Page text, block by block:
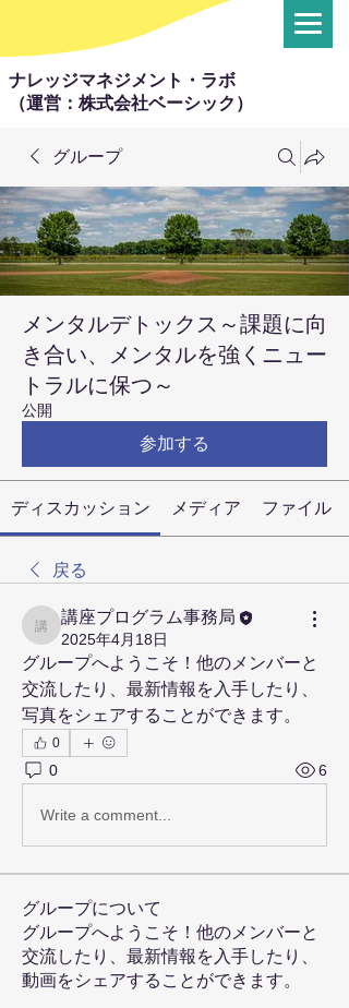
ナレッジマネジメント・ラボ
（運営：株式会社ベーシック）
グループ
メンタルデトックス～課題に向
き合い、メンタルを強くニュー
トラルに保つ～
公開
参加する
ディスカッション メディア ファイル
戻る
講座プログラム事務局
講座プログラム事務局
2025年4月18日
グループへようこそ！他のメンバーと
交流したり、最新情報を入手したり、
写真をシェアすることができます。
0
0 6
Write a comment...
グループについて
グループへようこそ！他のメンバーと
交流したり、最新情報を入手したり、
動画をシェアすることができます。